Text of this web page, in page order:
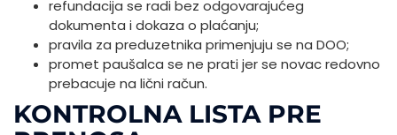
refundacija se radi bez odgovarajućeg
dokumenta i dokaza o plaćanju;
pravila za preduzetnika primenjuju se na DOO;
promet paušalca se ne prati jer se novac redovno
prebacuje na lični račun.
KONTROLNA LISTA PRE